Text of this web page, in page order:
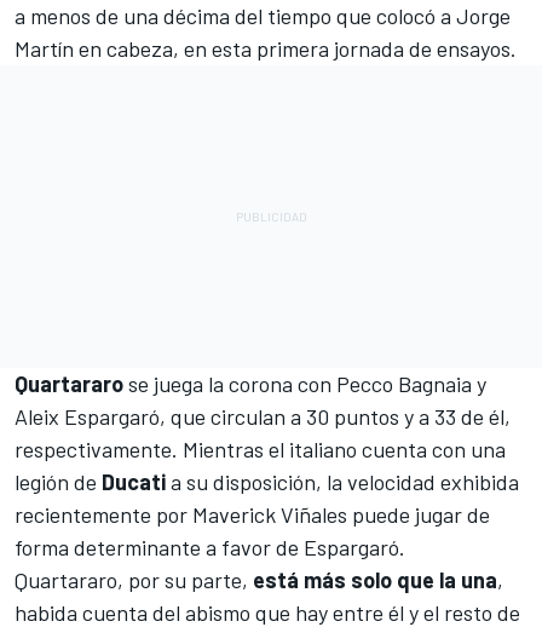
a menos de una décima del tiempo que colocó a Jorge
Martín en cabeza, en esta primera jornada de ensayos.
Quartararose juega la corona con Pecco Bagnaia y
Aleix Espargaró, que circulan a 30 puntos y a 33 de él,
respectivamente. Mientras el italiano cuenta con una
legión de Ducatia su disposición, la velocidad exhibida
recientemente por Maverick Viñales puede jugar de
forma determinante a favor de Espargaró.
Quartararo, por su parte, está más solo que la una,
habida cuenta del abismo que hay entre él y el resto de